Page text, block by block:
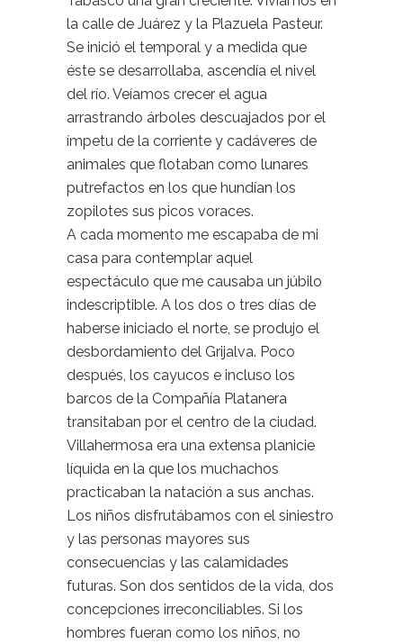
la calle de Juárez y la Plazuela Pasteur.
Se inició el temporal y a medida que
éste se desarrollaba, ascendía el nivel
del río. Veíamos crecer el agua
arrastrando árboles descuajados por el
ímpetu de la corriente y cadáveres de
animales que flotaban como lunares
putrefactos en los que hundían los
zopilotes sus picos voraces.
A cada momento me escapaba de mi
casa para contemplar aquel
espectáculo que me causaba un júbilo
indescriptible. A los dos o tres días de
haberse iniciado el norte, se produjo el
desbordamiento del Grijalva. Poco
después, los cayucos e incluso los
barcos de la Compañía Platanera
transitaban por el centro de la ciudad.
Villahermosa era una extensa planicie
líquida en la que los muchachos
practicaban la natación a sus anchas.
Los niños disfrutábamos con el siniestro
y las personas mayores sus
consecuencias y las calamidades
futuras. Son dos sentidos de la vida, dos
concepciones irreconciliables. Si los
hombres fueran como los niños, no